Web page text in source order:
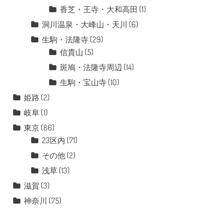
香芝・王寺・大和高田 (1)
洞川温泉・大峰山・天川 (6)
生駒・法隆寺(29)
信貴山 (5)
斑鳩・法隆寺周辺 (14)
生駒・宝山寺(10)
姫路 (2)
岐阜(1)
東京(86)
23区内 (71)
その他(2)
浅草(13)
滋賀 (3)
神奈川 (75)